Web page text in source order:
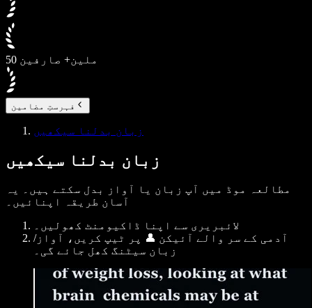
50 ملین+ صارفین
فہرستِ مضامین
زبان بدلنا سیکھیں
زبان بدلنا سیکھیں
مطالعہ موڈ میں آپ زبان یا آواز بدل سکتے ہیں۔ یہ
آسان طریقہ اپنائیں۔
لائبریری سے اپنا ڈاکیومنٹ کھولیں۔
آدمی کے سر والے آئیکن 👤 پر ٹیپ کریں، آواز/
زبان سیٹنگ کھل جائے گی۔